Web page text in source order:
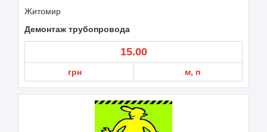
Житомир
Демонтаж трубопровода
15.00
грн м, п